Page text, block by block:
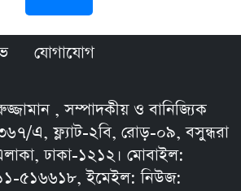
যোগাযোগ
, সম্পাদকীয় ও বানিজ্যিক
এ, ফ্ল্যাট-২বি, রোড়-০৯, বসুন্ধরা
ঢাকা-১২১২। মোবাইল:
৫১৬৬১৮, ইমেইল: নিউজ: